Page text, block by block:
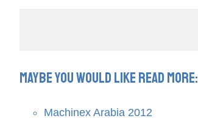
Maybe you would like read more:
Machinex Arabia 2012